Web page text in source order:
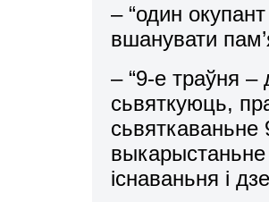
– “один
вшанувати
– “9-е траўня
сьвяткуюць,
сьвяткаваньне
існаваньня і